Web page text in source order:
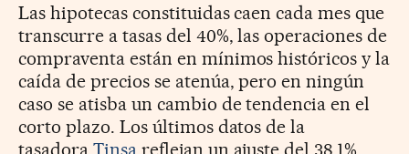
Las hipotecas constituidas caen cada mes que
transcurre a tasas del 40%, las operaciones de
compraventa están en mínimos históricos y la
caída de precios se atenúa, pero en ningún
caso se atisba un cambio de tendencia en el
corto plazo. Los últimos datos de la
tasadora Tinsareflejan un ajuste del 38,1%